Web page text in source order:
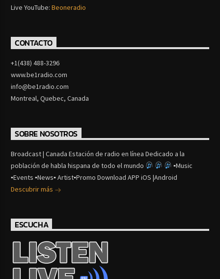
Live YouTube:Beoneradio
CONTACTO
+1(438) 488-3296
www.be1radio.com
info@be1radio.com
Montreal, Quebec, Canada
SOBRE NOSOTROS
Broadcast | Canada Estación de radio en línea Dedicado a la
población de habla hispana de todo el mundo
▪Music
▪Events ▪News▪ Artist▪Promo Download APP iOS |Android
Descubrir más
ESCUCHA